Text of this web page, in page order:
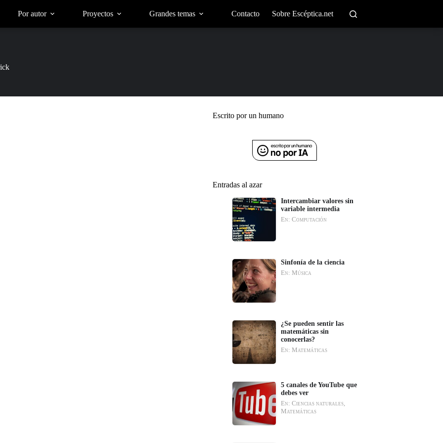
Por autor Proyectos Grandes temas Contacto Sobre Escéptica.net
Escrito por un humano
Entradas al azar
Intercambiar valores sin
variable intermedia
En: Computación
Sinfonía de la ciencia
En: Música
¿Se pueden sentir las
matemáticas sin
conocerlas?
En: Matemáticas
5 canales de YouTube que
debes ver
En: Ciencias naturales,
Matemáticas